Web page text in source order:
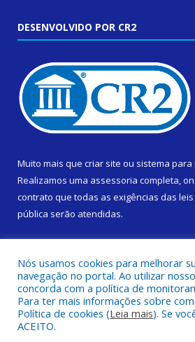
DESENVOLVIDO POR CR2
Muito mais que criar site ou sistema
Realizamos uma assessoria completa,
contrato que todas as exigências das
pública serão atendidas.
Todos os direitos reservados a
Nós usamos cookies para melhorar
navegação no portal. Ao utilizar
concorda com a política de
Para ter mais informações sobre
Política de cookies (Leia mais). Se
ACEITO.